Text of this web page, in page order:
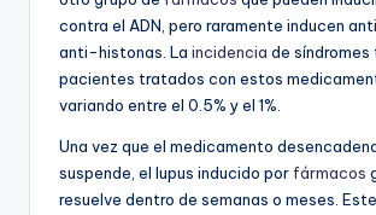
contra el ADN, pero raramente inducen
anti-histonas. La incidencia de síndromes
pacientes tratados con estos
variando entre el 0.5% y el 1%.
Una vez que el medicamento
suspende, el lupus inducido por fármacos
resuelve dentro de semanas o meses. Este